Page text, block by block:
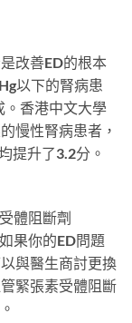
改善ED的根本
以下的腎病患
。香港中文大學
慢性腎病患者，
提升了3.2分。
體阻斷劑
果你的ED問題
與醫生商討更換
緊張素受體阻斷